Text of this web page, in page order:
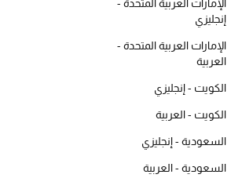
تشكيلة الأحذية
الأحذية الرجالية
أحذية للأطفال
أبرز المصممين
الإمارات العربية المتحدة -
إنجليزي
الإمارات العربية المتحدة -
العربية
الكويت - إنجليزي
الكويت - العربية
السعودية - إنجليزي
السعودية - العربية